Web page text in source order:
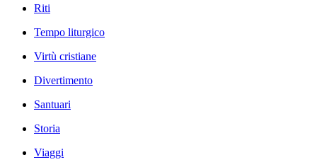
Riti
Tempo liturgico
Virtù cristiane
Divertimento
Santuari
Storia
Viaggi